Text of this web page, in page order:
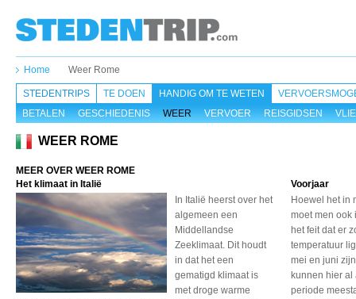
Home Weer Rome
STEDENTRIPS TE DOEN
HANDIG OM TE WETEN
BETALEN
GESCHIEDENIS WEER VERVOER REISGIDSEN
WEER ROME
MEER OVER WEER ROME
Het klimaat in Italië
In Italië heerst over het
algemeen een
Middellandse
Zeeklimaat. Dit houdt
in dat het een
gematigd klimaat is
met droge warme
Voorjaar
Hoewel het in
moet men ook
het feit dat er
temperatuur
mei en juni
kunnen hier
periode